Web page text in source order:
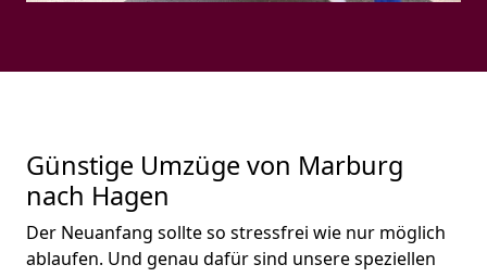
Günstige Umzüge von Marburg
nach Hagen
Der Neuanfang sollte so stressfrei wie nur möglich
ablaufen. Und genau dafür sind unsere speziellen